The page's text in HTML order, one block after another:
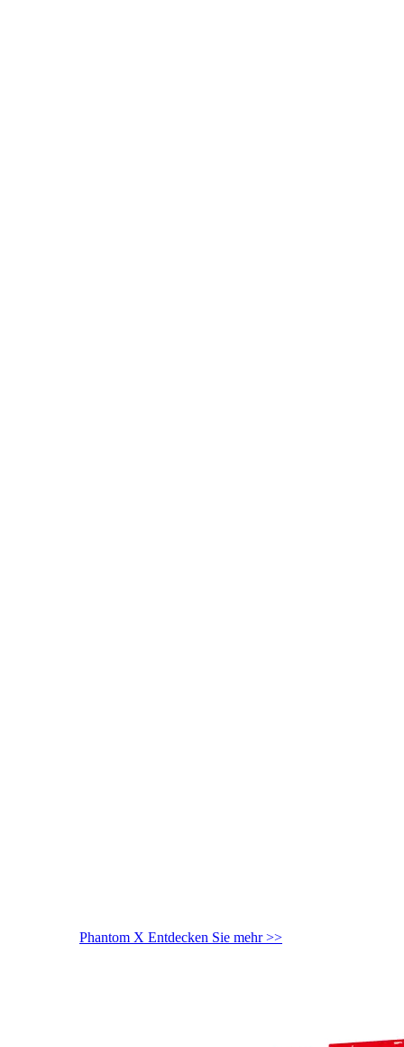
Phantom X Entdecken Sie mehr >>